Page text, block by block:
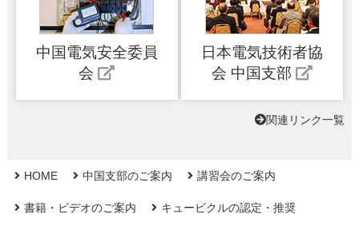
中国電気安全委員
会
日本電気技術者協
会 中国支部
関連リンク一覧
HOME 中国支部のご案内 講習会のご案内
書籍・ビデオのご案内 キュービクルの認定・推奨